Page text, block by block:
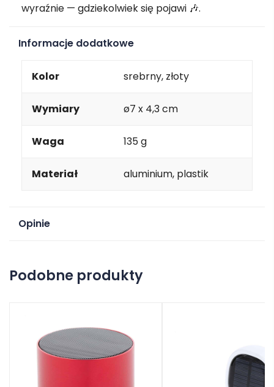
wyraźnie — gdziekolwiek się pojawi 🎶.
Informacje dodatkowe
Kolor srebrny, złoty
Wymiary ø7 x 4,3 cm
Waga 135 g
Materiał aluminium, plastik
Opinie
Podobne produkty